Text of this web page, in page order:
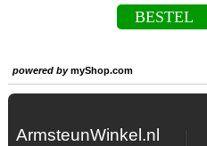
BESTEL
powered bymyShop.com
ArmsteunWinkel.nl